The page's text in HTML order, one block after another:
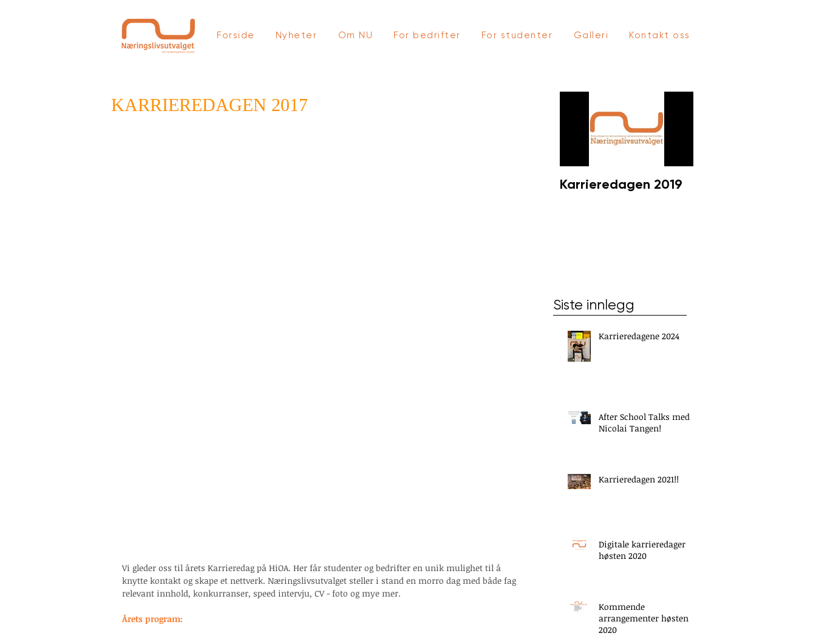
Forside Nyheter Om NU For bedrifter For studenter Galleri Kontakt oss
KARRIEREDAGEN 2017
Vi gleder oss til årets Karrieredag på HiOA. Her får studenter og bedrifter en unik mulighet til å
knytte kontakt og skape et nettverk. Næringslivsutvalget steller i stand en morro dag med både fag
relevant innhold, konkurranser, speed intervju, CV - foto og mye mer.
Årets program:
Karrieredagen 2019
Siste innlegg
Karrieredagene 2024
After School Talks med
Nicolai Tangen!
Karrieredagen 2021!!
Digitale karrieredager
høsten 2020
Kommende
arrangementer høsten
2020